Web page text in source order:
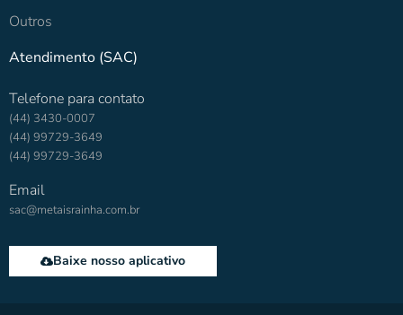
Outros
Atendimento (SAC)
Telefone para contato
(44) 3430-0007
(44) 99729-3649
(44) 99729-3649
Email
sac@metaisrainha.com.br
Baixe nosso aplicativo